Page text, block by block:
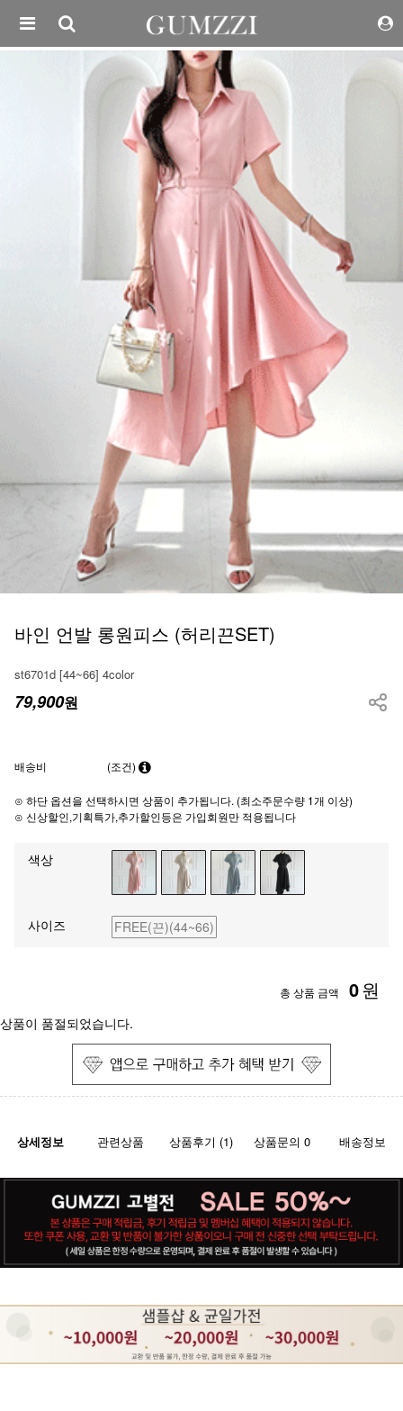
바인 언발 롱원피스 (허리끈SET)
st6701d [44~66] 4color
79,900원
배송비 (조건)
⊙ 하단 옵션을 선택하시면 상품이 추가됩니다. (최소주문수량 1개 이상)
⊙ 신상할인,기획특가,추가할인등은 가입회원만 적용됩니다
색상
사이즈 FREE(끈)(44~66)
총 상품 금액 0원
상품이 품절되었습니다.
상세정보 관련상품 상품후기 (1) 상품문의 0 배송정보